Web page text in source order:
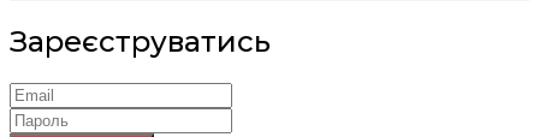
Зареєструватись